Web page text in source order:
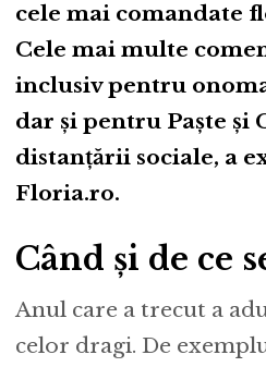
cele mai comandate
Cele mai multe
inclusiv pentru
dar și pentru Paște și
distanțării sociale, a
Floria.ro.
Când și de ce
Anul care a trecut a
celor dragi. De